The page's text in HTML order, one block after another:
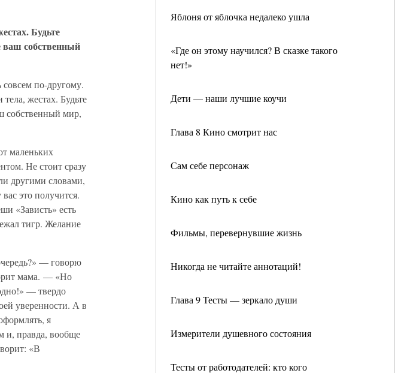
Яблоня от яблочка недалеко ушла
«Где он этому научился? В сказке такого
нет!»
Дети — наши лучшие коучи
Глава 8 Кино смотрит нас
Сам себе персонаж
Кино как путь к себе
Фильмы, перевернувшие жизнь
Никогда не читайте аннотаций!
Глава 9 Тесты — зеркало души
Измерители душевного состояния
Тесты от работодателей: кто кого
Будьте
собственный
совсем по-другому.
жестах. Будьте
собственный мир,
маленьких
Не стоит сразу
другими словами,
это получится.
«Зависть» есть
тигр. Желание
— говорю
мама. — «Но
— твердо
уверенности. А в
я
и, правда, вообще
«В